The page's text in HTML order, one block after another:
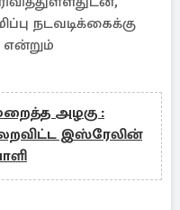
நடவடிக்கைக்கு
என்றும்
அழகு :
இஸ்ரேலின்